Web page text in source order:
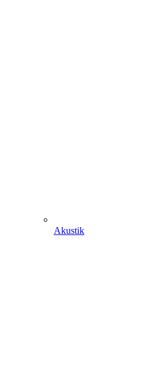
Akustik